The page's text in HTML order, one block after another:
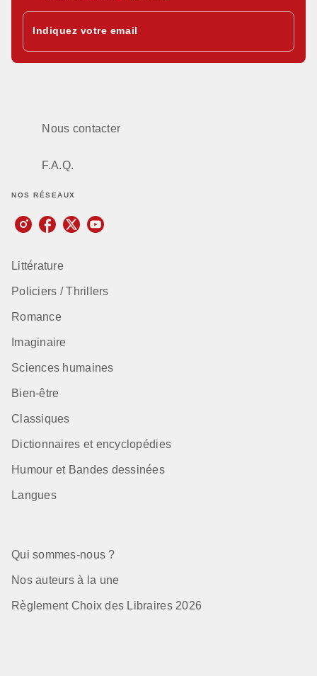
Indiquez votre email
Nous contacter
F.A.Q.
NOS RÉSEAUX
Littérature
Policiers / Thrillers
Romance
Imaginaire
Sciences humaines
Bien-être
Classiques
Dictionnaires et encyclopédies
Humour et Bandes dessinées
Langues
Qui sommes-nous ?
Nos auteurs à la une
Règlement Choix des Libraires 2026